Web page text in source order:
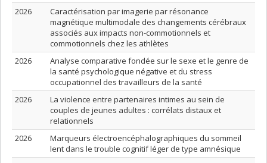
2026
Caractérisation par imagerie par résonance
magnétique multimodale des changements cérébraux
associés aux impacts non-commotionnels et
commotionnels chez les athlètes
2026
Analyse comparative fondée sur le sexe et le genre de
la santé psychologique négative et du stress
occupationnel des travailleurs de la santé
2026
La violence entre partenaires intimes au sein de
couples de jeunes adultes : corrélats distaux et
relationnels
2026
Marqueurs électroencéphalographiques du sommeil
lent dans le trouble cognitif léger de type amnésique